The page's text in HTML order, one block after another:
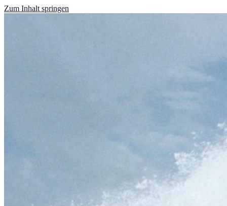
Zum Inhalt springen